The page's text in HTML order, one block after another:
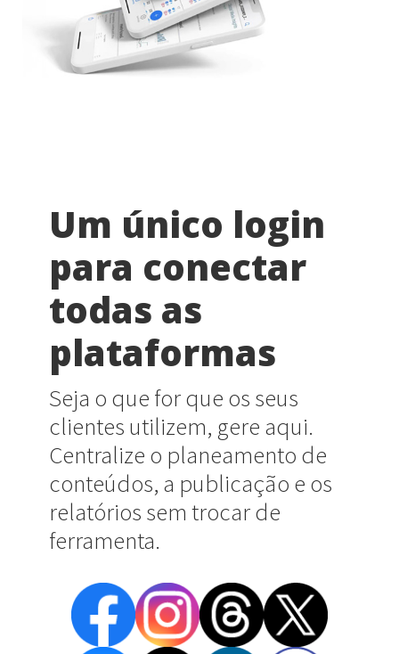
Um único login
para conectar
todas as
plataformas
Seja o que for que os seus
clientes utilizem, gere aqui.
Centralize o planeamento de
conteúdos, a publicação e os
relatórios sem trocar de
ferramenta.